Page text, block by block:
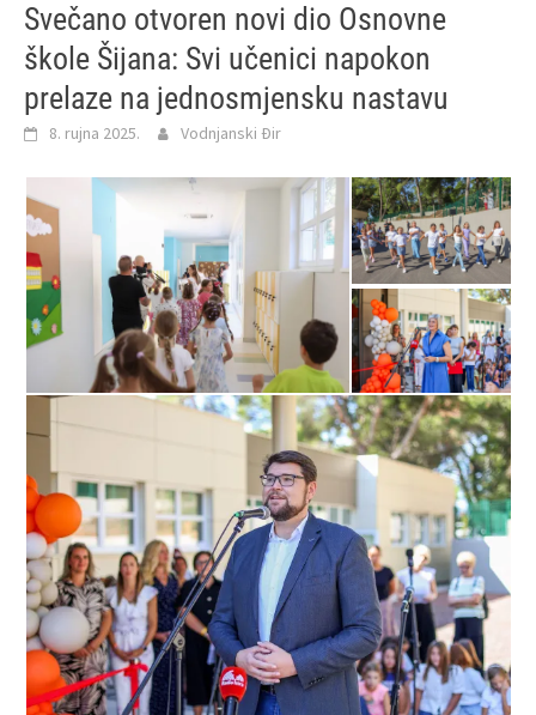
Svečano otvoren novi dio Osnovne
škole Šijana: Svi učenici napokon
prelaze na jednosmjensku nastavu
8. rujna 2025. Vodnjanski Đir